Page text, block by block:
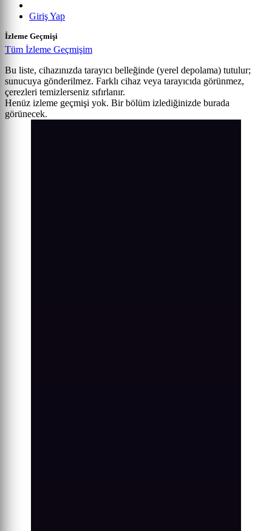
Giriş Yap
İzleme Geçmişi
Tüm İzleme Geçmişim
Bu liste, cihazınızda tarayıcı belleğinde (yerel depolama) tutulur;
sunucuya gönderilmez. Farklı cihaz veya tarayıcıda görünmez,
çerezleri temizlerseniz sıfırlanır.
Henüz izleme geçmişi yok. Bir bölüm izlediğinizde burada
görünecek.